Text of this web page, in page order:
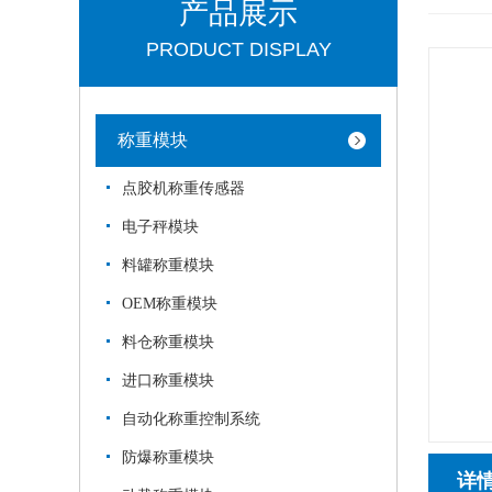
产品展示
PRODUCT DISPLAY
称重模块
点胶机称重传感器
电子秤模块
料罐称重模块
OEM称重模块
料仓称重模块
进口称重模块
自动化称重控制系统
防爆称重模块
详